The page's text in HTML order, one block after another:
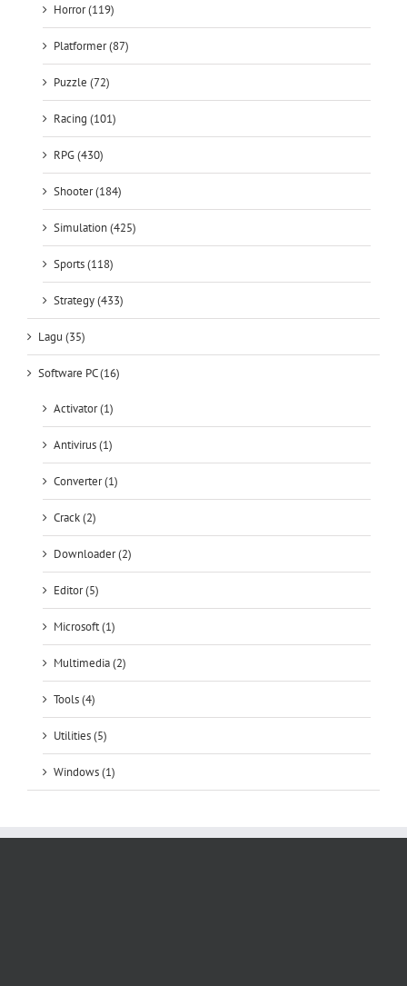
Horror (119)
Platformer (87)
Puzzle (72)
Racing (101)
RPG (430)
Shooter (184)
Simulation (425)
Sports (118)
Strategy (433)
Lagu (35)
Software PC (16)
Activator (1)
Antivirus (1)
Converter (1)
Crack (2)
Downloader (2)
Editor (5)
Microsoft (1)
Multimedia (2)
Tools (4)
Utilities (5)
Windows (1)